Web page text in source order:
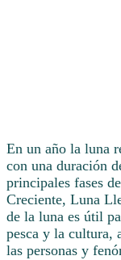
En un año la luna
con una duración
principales fases
Creciente, Luna
de la luna es útil
pesca y la cultura,
las personas y